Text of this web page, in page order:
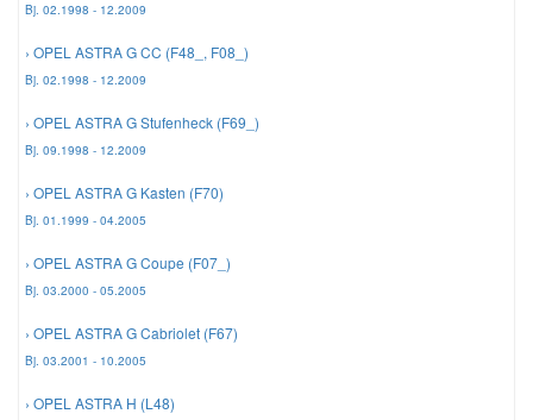
Bj. 02.1998 - 12.2009
› OPEL ASTRA G CC (F48_, F08_)
Bj. 02.1998 - 12.2009
› OPEL ASTRA G Stufenheck (F69_)
Bj. 09.1998 - 12.2009
› OPEL ASTRA G Kasten (F70)
Bj. 01.1999 - 04.2005
› OPEL ASTRA G Coupe (F07_)
Bj. 03.2000 - 05.2005
› OPEL ASTRA G Cabriolet (F67)
Bj. 03.2001 - 10.2005
› OPEL ASTRA H (L48)
Mitsubishi Ersatzteile
Nissan Ersatzteile
Porsche Ersatzteile
Seat Ersatzteile
Skoda Ersatzteile
Smart Ersatzteile